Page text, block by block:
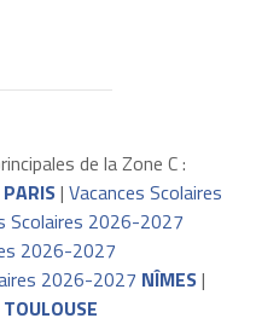
de la Zone C :
PARIS| Vacances Scolaires
Scolaires 2026-2027
2026-2027
2026-2027 NÎMES|
TOULOUSE